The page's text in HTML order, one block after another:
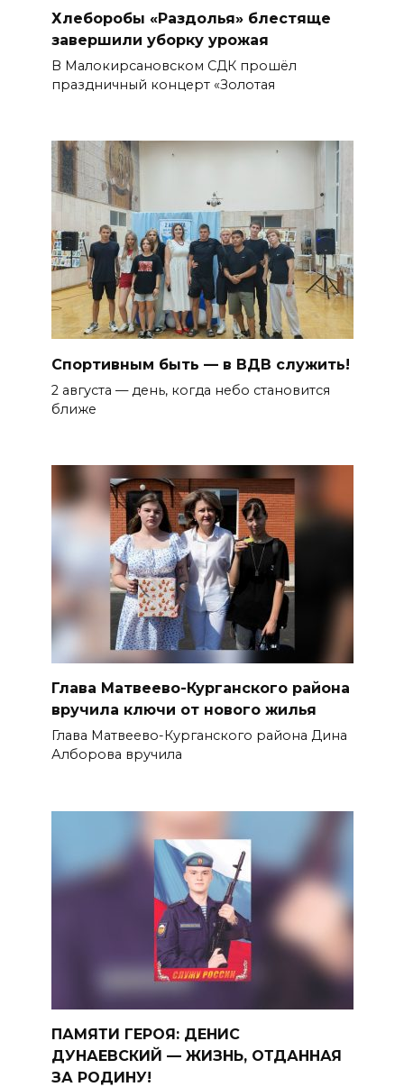
Хлеборобы «Раздолья» блестяще
завершили уборку урожая
В Малокирсановском СДК прошёл
праздничный концерт «Золотая
Спортивным быть — в ВДВ служить!
2 августа — день, когда небо становится
ближе
Глава Матвеево-Курганского района
вручила ключи от нового жилья
Глава Матвеево-Курганского района Дина
Алборова вручила
ПАМЯТИ ГЕРОЯ: ДЕНИС
ДУНАЕВСКИЙ — ЖИЗНЬ, ОТДАННАЯ
ЗА РОДИНУ!